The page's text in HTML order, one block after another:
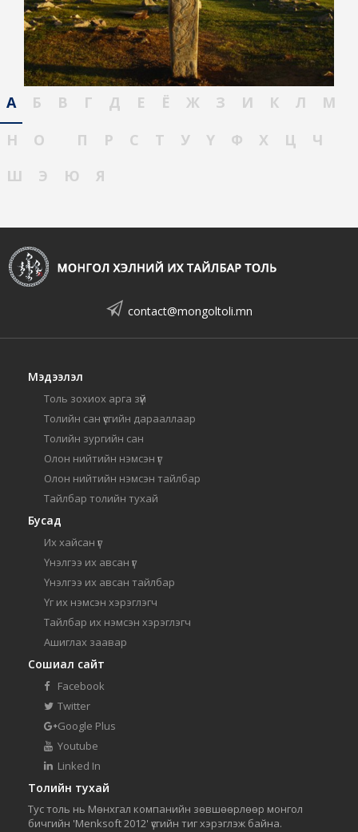
А Б В Г Д Е Ё Ж З И К Л
М
Н
О П Р С Т У Ү Ф Х Ц
Ч
Ш
Э Ю Я
contact@mongoltoli.mn
Мэдээлэл
Толь зохиох арга зүй
Толийн сан үсгийн дарааллаар
Толийн зургийн сан
Олон нийтийн нэмсэн үг
Олон нийтийн нэмсэн тайлбар
Тайлбар толийн тухай
Бусад
Их хайсан үг
Үнэлгээ их авсан үг
Үнэлгээ их авсан тайлбар
Үг их нэмсэн хэрэглэгч
Тайлбар их нэмсэн хэрэглэгч
Ашиглах заавар
Сошиал сайт
Facebook
Twitter
Google Plus
Youtube
Linked In
Толийн тухай
Тус толь нь Мөнхгал компанийн зөвшөөрлөөр монгол
бичгийн 'Menksoft 2012' үсгийн тиг хэрэглэж байна.